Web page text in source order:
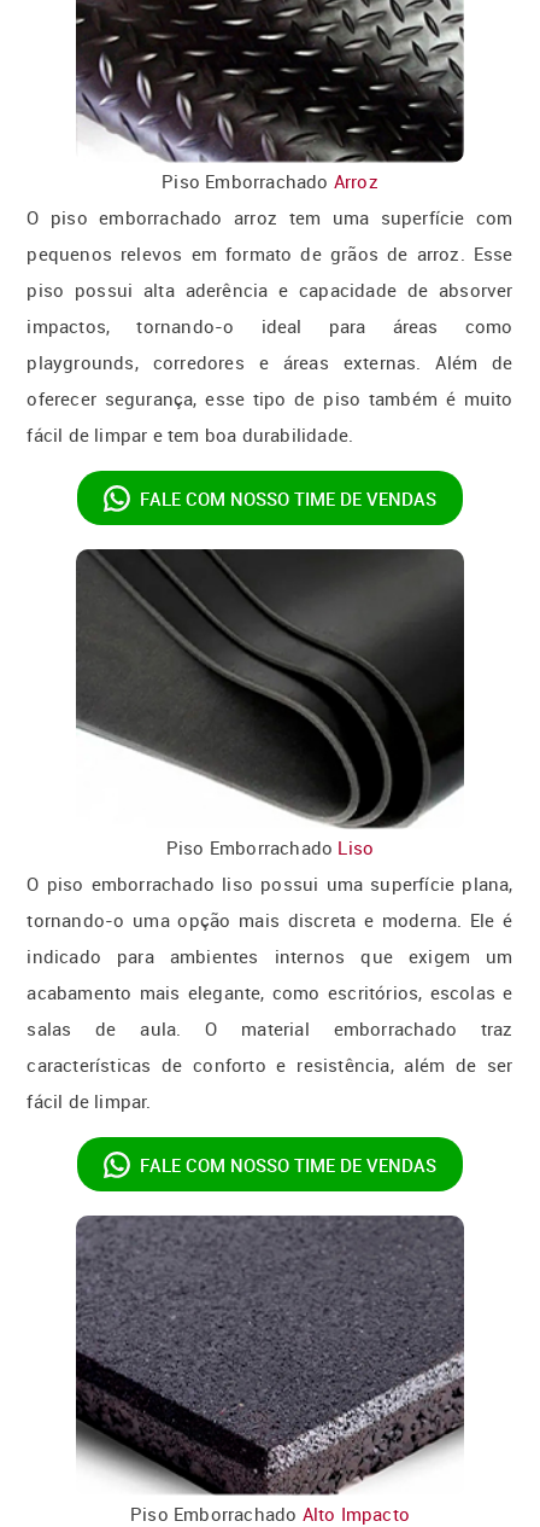
Piso Emborrachado Arroz
O piso emborrachado arroz tem uma superfície com
pequenos relevos em formato de grãos de arroz. Esse
piso possui alta aderência e capacidade de absorver
impactos, tornando-o ideal para áreas como
playgrounds, corredores e áreas externas. Além de
oferecer segurança, esse tipo de piso também é muito
fácil de limpar e tem boa durabilidade.
FALE COM NOSSO TIME DE VENDAS
Piso Emborrachado Liso
O piso emborrachado liso possui uma superfície plana,
tornando-o uma opção mais discreta e moderna. Ele é
indicado para ambientes internos que exigem um
acabamento mais elegante, como escritórios, escolas e
salas de aula. O material emborrachado traz
características de conforto e resistência, além de ser
fácil de limpar.
FALE COM NOSSO TIME DE VENDAS
Piso Emborrachado Alto Impacto